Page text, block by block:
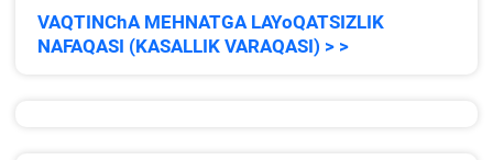
VAQTINChA MEHNATGA LAYoQATSIZLIK
NAFAQASI (KASALLIK VARAQASI) > >